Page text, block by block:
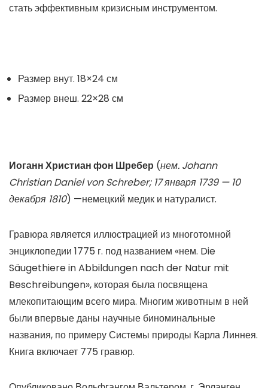
стать эффективным кризисным инструментом.
Размер внут. 18×24 см
Размер внеш. 22×28 см
Иоганн Христиан фон Шребер (нем. Johann
Christian Daniel von Schreber; 17 января 1739 — 10
декабря 1810) —немецкий медик и натуралист.
Гравюра является иллюстрацией из многотомной
энциклопедии 1775 г. под названием «нем. Die
Säugethiere in Abbildungen nach der Natur mit
Beschreibungen», которая была посвящена
млекопитающим всего мира. Многим животным в ней
были впервые даны научные биноминальные
названия, по примеру Системы природы Карла Линнея.
Книга включает 775 гравюр.